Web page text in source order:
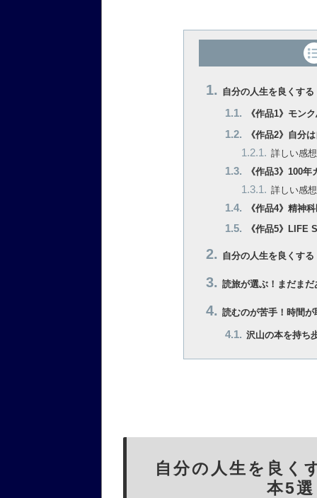
自分の人生を良くす
《作品1》モン
《作品2》自分
詳しい感
《作品3》100
詳しい感
《作品4》精神
《作品5》LIFE
自分の人生を良くす
読旅が選ぶ！まだま
読むのが苦手！時間
沢山の本を持ち
自分の人生を良く
本5